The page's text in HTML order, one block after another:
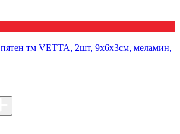
пятен тм VETTA, 2шт, 9х6х3см, меламин,